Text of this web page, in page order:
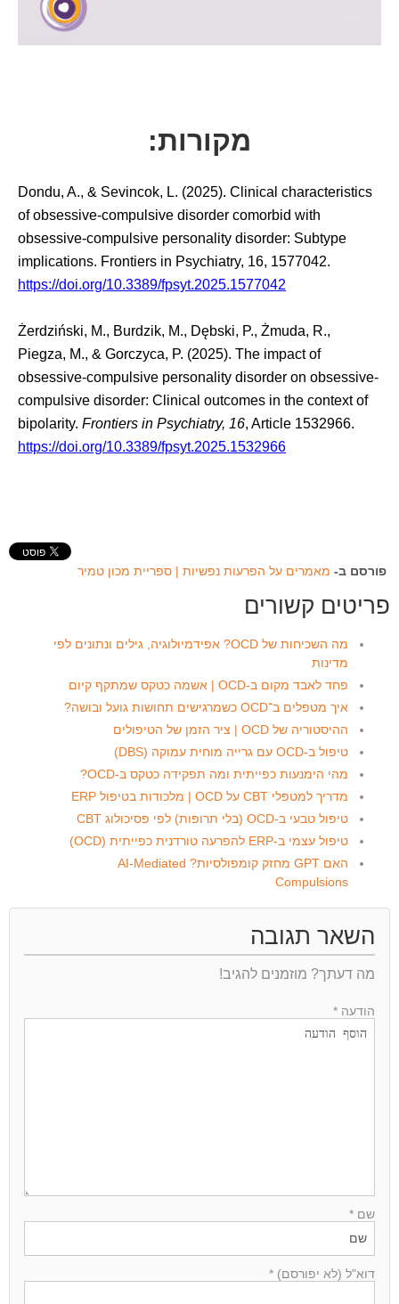
מקורות:
Dondu, A., & Sevincok, L. (2025). Clinical characteristics
of obsessive-compulsive disorder comorbid with
obsessive-compulsive personality disorder: Subtype
implications. Frontiers in Psychiatry, 16, 1577042.
https://doi.org/10.3389/fpsyt.2025.1577042
Żerdziński, M., Burdzik, M., Dębski, P., Żmuda, R.,
Piegza, M., & Gorczyca, P. (2025). The impact of
obsessive-compulsive personality disorder on obsessive-
compulsive disorder: Clinical outcomes in the context of
bipolarity. Frontiers in Psychiatry, 16, Article 1532966.
https://doi.org/10.3389/fpsyt.2025.1532966
פורסם ב- מאמרים על הפרעות נפשיות | ספריית מכון טמיר
פריטים קשורים
מה השכיחות של OCD? אפידמיולוגיה, גילים ונתונים לפי
מדינות
פחד לאבד מקום ב-OCD | אשמה כטקס שמתקף קיום
איך מטפלים ב־OCD כשמרגישים תחושות גועל ובושה?
ההיסטוריה של OCD | ציר הזמן של הטיפולים
טיפול ב‑OCD עם גרייה מוחית עמוקה (DBS)
מהי הימנעות כפייתית ומה תפקידה כטקס ב-OCD?
מדריך למטפלי CBT על OCD | מלכודות בטיפול ERP
טיפול טבעי ב-OCD (בלי תרופות) לפי פסיכולוג CBT
טיפול עצמי ב-ERP להפרעה טורדנית כפייתית (OCD)
האם GPT מחזק קומפולסיות? AI-Mediated
Compulsions
השאר תגובה
מה דעתך? מוזמנים להגיב!
הודעה *
שם *
דוא"ל (לא יפורסם) *